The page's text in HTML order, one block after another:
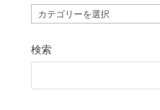
ブ
ロ
グ
テ
ゴ
リ
ー
検索